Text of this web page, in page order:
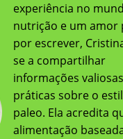
experiência no
nutrição e um amor
por escrever,
se a compartilhar
informações
práticas sobre o
paleo. Ela acredita
alimentação